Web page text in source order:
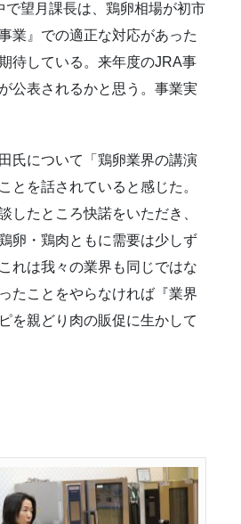
で望月課長は、鶏卵相場が初市
業』での適正な対応があった
待している。来年度のJRA事
公表されるかと思う。事業実
氏について「鶏卵業界の講演
とを話されていると感じた。
したところ快諾をいただき、
卵・鶏肉ともに需要は少しず
れは我々の業界も同じではな
たことをやらなければ『業界
を親どり肉の販促に生かして